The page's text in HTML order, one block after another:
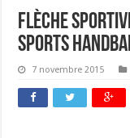
Flèche
Sports
7 novembre 2015